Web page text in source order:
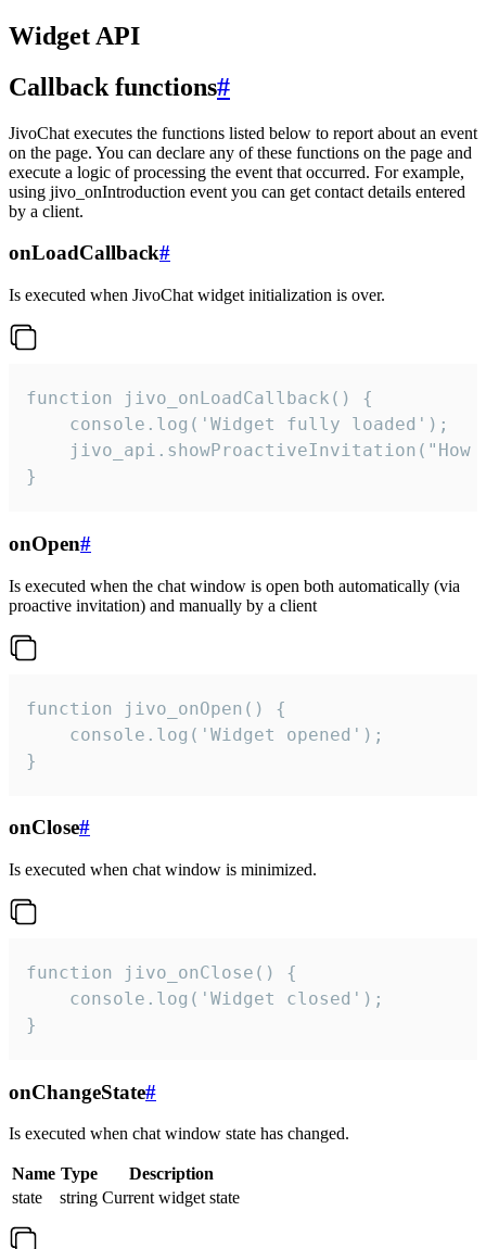
Widget API
Callback functions#
JivoChat executes the functions listed below to report about an event
on the page. You can declare any of these functions on the page and
execute a logic of processing the event that occurred. For example,
using jivo_onIntroduction event you can get contact details entered
by a client.
onLoadCallback#
Is executed when JivoChat widget initialization is over.
function jivo_onLoadCallback() {
    console.log('Widget fully loaded');
jivo_api.showProactiveInvitation("How
}
onOpen#
Is executed when the chat window is open both automatically (via
proactive invitation) and manually by a client
function jivo_onOpen() {
    console.log('Widget opened');
}
onClose#
Is executed when chat window is minimized.
function jivo_onClose() {
    console.log('Widget closed');
}
onChangeState#
Is executed when chat window state has changed.
Name Type
Description
state
string Current widget state